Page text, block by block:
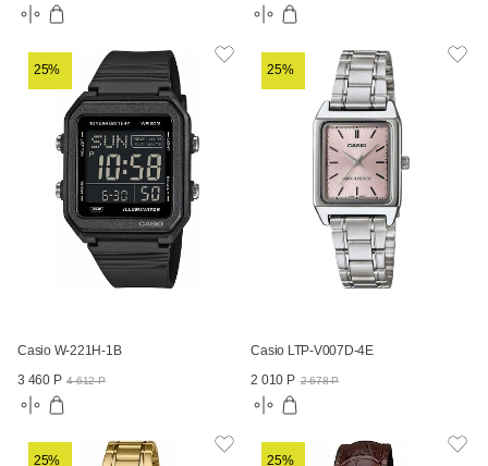
25%
Casio W-221H-1B
3 460 Р 4 612 Р
25%
Casio LTP-V007D-4E
2 010 Р 2 678 Р
25% 25%